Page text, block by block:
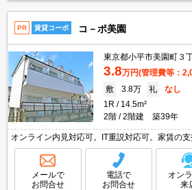
PR 賃貸コーポ コ－ポ美園
東京都小平市美園町３
3.8万円(管理費等：
敷
3.8万 礼
なし
1R
14.5m²
2階
2階建 築39年
オンライン内見対応可。IT重説対応可。家賃の支
（条件あり）。
メールで
お問合せ
電話で
お問合せ
オン
来